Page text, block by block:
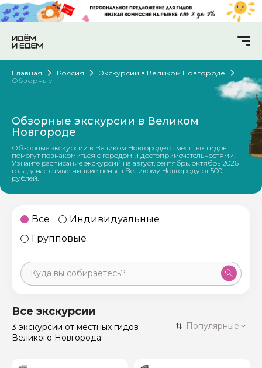
Главная Россия
Экскурсии в Великом Новгороде
Обзорные
Обзорные экскурсии в Великом
Новгороде
Обзорные экскурсии в Великом Новгороде от местных гидов
помогут познакомиться с городом и достопримечательностями.
Узнайте расписание экскурсий на август, сентябрь, октябрь 2026
года, у нас самые низкие цены в Великому Новгороду от 500
рублей.
Все
Индивидуальные
Групповые
Санкт-Петербург
Россия
50 экскурсий
Все экскурсии
3 экскурсии от местных гидов
Великого Новгорода
Популярные